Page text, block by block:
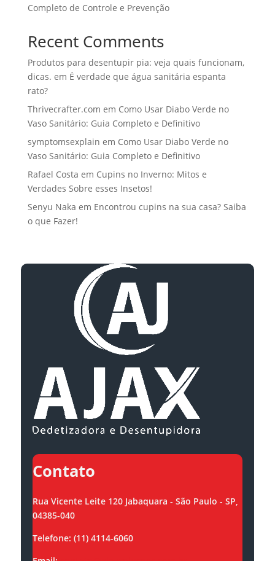
Completo de Controle e Prevenção
Recent Comments
Produtos para desentupir pia: veja quais funcionam,
dicas. em É verdade que água sanitária espanta
rato?
Thrivecrafter.com em Como Usar Diabo Verde no
Vaso Sanitário: Guia Completo e Definitivo
symptomsexplain em Como Usar Diabo Verde no
Vaso Sanitário: Guia Completo e Definitivo
Rafael Costa em Cupins no Inverno: Mitos e
Verdades Sobre esses Insetos!
Senyu Naka em Encontrou cupins na sua casa? Saiba
o que Fazer!
Contato
Rua Vicente Leite 120 Jabaquara - São Paulo - SP,
04385-040
Telefone: (11) 4114-6060